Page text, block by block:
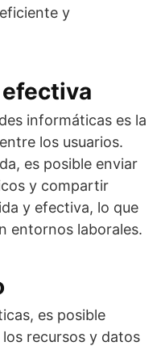
y
informáticas es la
los usuarios.
es posible enviar
y compartir
y efectiva, lo que
entornos laborales.
es posible
recursos y datos